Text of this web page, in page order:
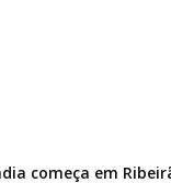
começa em